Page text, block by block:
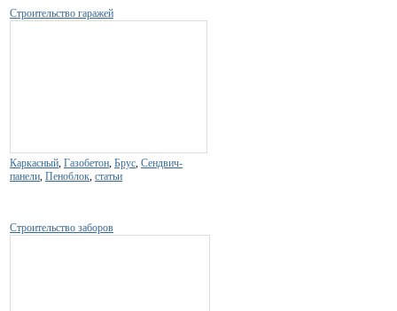
Строительство гаражей
Каркасный, Газобетон, Брус, Сендвич-
панели, Пеноблок, статьи
Строительство заборов